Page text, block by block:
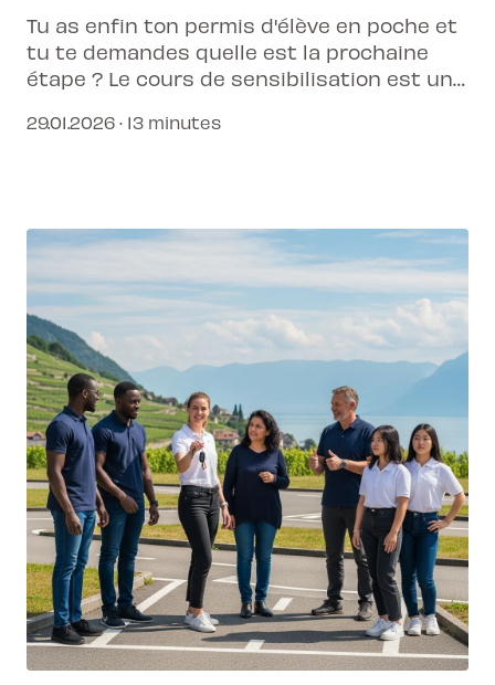
Tu as enfin ton permis d'élève en poche et
tu te demandes quelle est la prochaine
étape ? Le cours de sensibilisation est un
comprendre les dangers de la route avant
29.01.2026 · 13 minutes